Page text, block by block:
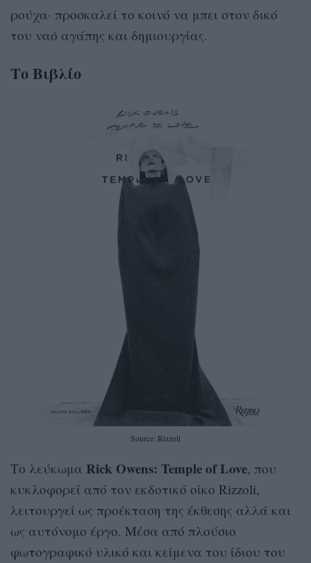
ρούχα· προσκαλεί το κοινό να μπει στον δικό
του ναό αγάπης και δημιουργίας.
Το Βιβλίο
Source: Rizzoli
Το λεύκωμα Rick Owens: Temple of Love, που
κυκλοφορεί από τον εκδοτικό οίκο Rizzoli,
λειτουργεί ως προέκταση της έκθεσης αλλά και
ως αυτόνομο έργο. Μέσα από πλούσιο
φωτογραφικό υλικό και κείμενα του ίδιου του